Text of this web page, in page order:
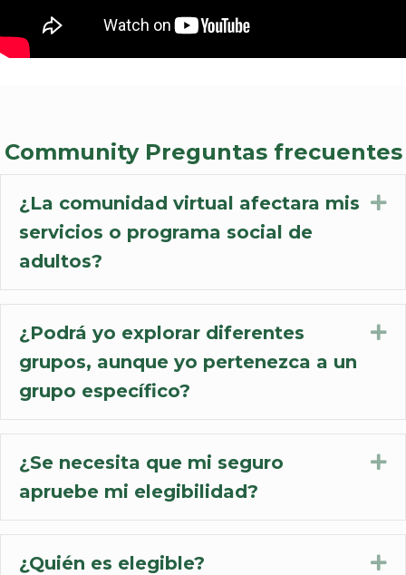
Community Preguntas frecuentes
¿La comunidad virtual afectara mis
servicios o programa social de
adultos?
¿Podrá yo explorar diferentes
grupos, aunque yo pertenezca a un
grupo específico?
¿Se necesita que mi seguro
apruebe mi elegibilidad?
¿Quién es elegible?